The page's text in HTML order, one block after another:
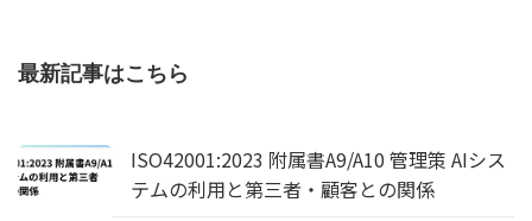
最新記事はこちら
ISO42001:2023 附属書A9/A10 管理策 AIシス
テムの利用と第三者・顧客との関係